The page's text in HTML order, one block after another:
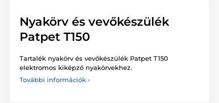
Nyakörv és vevőkészülék
Patpet T150
Tartalék nyakörv és vevőkészülék Patpet T150
elektromos kiképző nyakörvekhez.
További információk ›